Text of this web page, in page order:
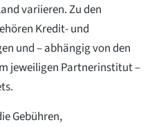
variieren. Zu den
Kredit- und
und – abhängig von den
jeweiligen Partnerinstitut –
Gebühren,